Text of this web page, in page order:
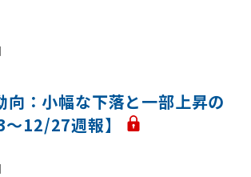
向：小幅な下落と一部上昇の
12/27週報】